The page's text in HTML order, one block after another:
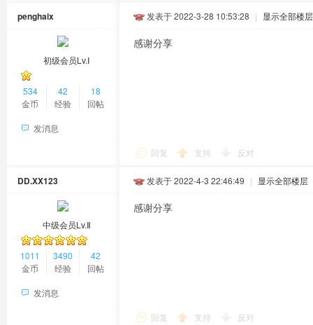
penghaix
初级会员Lv.Ⅰ
534
金币
42
经验
18
回帖
发消息
发表于 2022-3-28 10:53:28 | 显示全部楼层
感谢分享
回复 支持 反对
DD.XX123
中级会员Lv.Ⅱ
1011
金币
3490
经验
42
回帖
发消息
发表于 2022-4-3 22:46:49 | 显示全部楼层
感谢分享
回复 支持 反对